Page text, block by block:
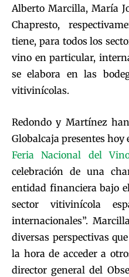
Alberto Marcilla, María
Chapresto,
tiene, para todos los
vino en particular,
se elabora en las
vitivinícolas.
Redondo y Martínez
Globalcaja presentes hoy
Feria Nacional del
celebración de una
entidad financiera bajo
sector vitivinícola
internacionales”.
diversas perspectivas
la hora de acceder a
director general del